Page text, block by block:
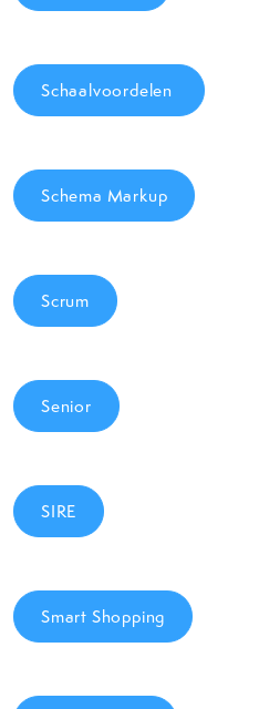
Schaalvoordelen
Schema Markup
Scrum
Senior
SIRE
Smart Shopping